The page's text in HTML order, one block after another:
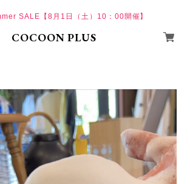
SALE【8月1日（土）10：00開催】
COCOON PLUS